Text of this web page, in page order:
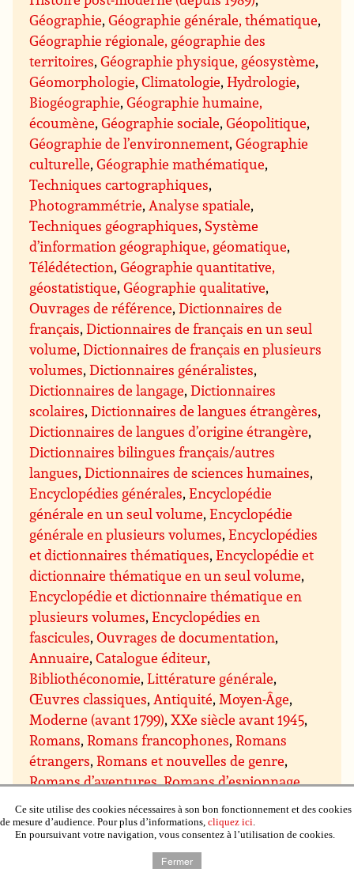
Géographie,Géographie générale, thématique,
Géographie régionale, géographie des
territoires,Géographie physique, géosystème,
Géomorphologie,Climatologie,Hydrologie,
Biogéographie,Géographie humaine,
écoumène,Géographie sociale,Géopolitique,
Géographie de l’environnement,Géographie
culturelle,Géographie mathématique,
Techniques cartographiques,
Photogrammétrie, Analyse spatiale,
Techniques géographiques, Système
d’information géographique, géomatique,
Télédétection,Géographie quantitative,
géostatistique,Géographie qualitative,
Ouvrages de référence,Dictionnaires de
français,Dictionnaires de français en un seul
volume,Dictionnaires de français en plusieurs
volumes,Dictionnaires généralistes,
Dictionnaires de langage,Dictionnaires
scolaires,Dictionnaires de langues étrangères,
Dictionnaires de langues d’origine étrangère,
Dictionnaires bilingues français/autres
langues,Dictionnaires de sciences humaines,
Encyclopédies générales,Encyclopédie
générale en un seul volume,Encyclopédie
générale en plusieurs volumes,Encyclopédies
et dictionnaires thématiques,Encyclopédie et
dictionnaire thématique en un seul volume,
Encyclopédie et dictionnaire thématique en
plusieurs volumes,Encyclopédies en
fascicules,Ouvrages de documentation,
Annuaire,Catalogue éditeur,
Bibliothéconomie,Littérature générale,
Œuvres classiques, Antiquité, Moyen-Âge,
Moderne (avant 1799),XXe siècle avant 1945,
Romans,Romans francophones,Romans
étrangers,Romans et nouvelles de genre,
Romans d’aventures,Romans d’espionnage,
Romans policiers
Policier historique
Policier
procédural (type série les Experts),Policier
humoristique,Cozy crime, cosy mystery,
Thriller,Thriller
Ce site utilise des cookies nécessaires à son bon fonctionnement et des cookies
de mesure d’audience. Pour plus d’informations, cliquez ici.
En poursuivant votre navigation, vous consentez à l’utilisation de cookies.
Fermer